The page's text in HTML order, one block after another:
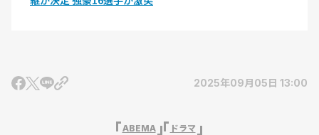
2025年09月05日 13:00
ABEMA ドラマ